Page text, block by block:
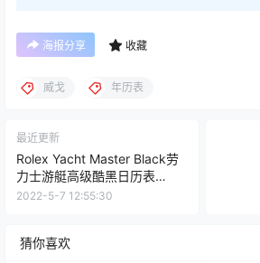
海报分享 收藏
威戈 年历表
最近更新
Rolex Yacht Master Black劳
力士游艇高级酷黑日历表
盘.clock
2022-5-7 12:55:30
猜你喜欢